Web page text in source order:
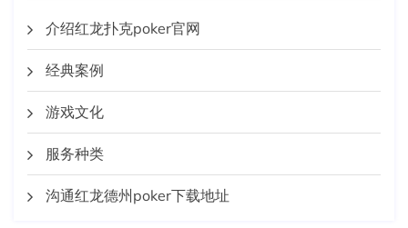
介绍红龙扑克poker官网
经典案例
游戏文化
服务种类
沟通红龙德州poker下载地址